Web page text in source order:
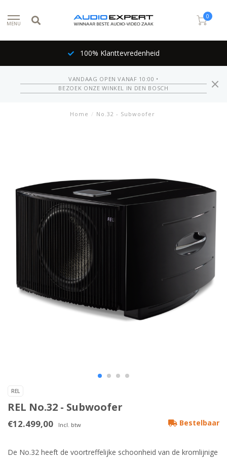
MENU
0
100% Klanttevredenheid
VANDAAG OPEN VANAF 10:00 •
BEZOEK ONZE WINKEL IN DEN BOSCH
Home / No.32 - Subwoofer
REL
REL No.32 - Subwoofer
€12.499,00 Incl. btw Bestelbaar
De No.32 heeft de voortreffelijke schoonheid van de kromlijnige